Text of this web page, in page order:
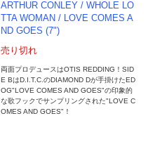
ARTHUR CONLEY / WHOLE LO
TTA WOMAN / LOVE COMES A
ND GOES (7")
売り切れ
両面プロデュースはOTIS REDDING！SID
E BはD.I.T.C.のDIAMOND Dが手掛けたED
OG"LOVE COMES AND GOES"の印象的
な歌フックでサンプリングされた"LOVE C
OMES AND GOES"！